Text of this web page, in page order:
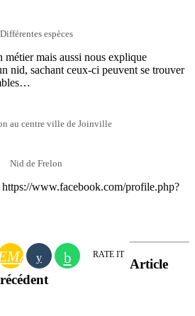
Différentes espèces
métier mais aussi nous explique
nid, sachant ceux-ci peuvent se trouver
au centre ville de Joinville
Nid de Frelon
www.facebook.com/profile.php?
RATE IT
Article